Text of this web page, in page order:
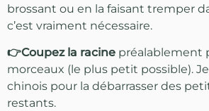
brossant ou en la faisant tremper
c’est vraiment nécessaire.
👉Coupez la racine préalablement
morceaux (le plus petit possible).
chinois pour la débarrasser des
restants.